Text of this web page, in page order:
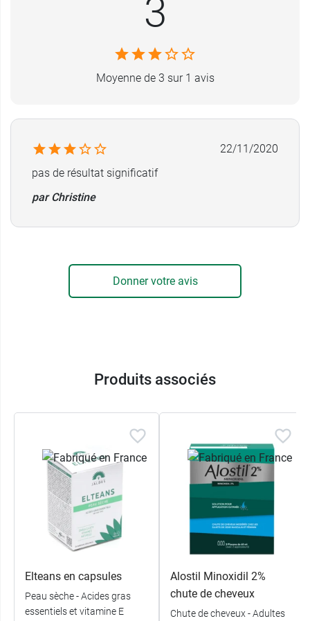
Formule sans parfum et sans huile
Sans rinçage.
Conditionnement :coffret de 3 tubes de 40 ml
3
Moyenne de 3 sur 1 avis
22/11/2020
pas de résultat significatif
par Christine
Donner votre avis
Produits associés
Elteans en capsules
Peau sèche - Acides gras
essentiels et vitamine E
Alostil Minoxidil 2%
chute de cheveux
Chute de cheveux - Adultes